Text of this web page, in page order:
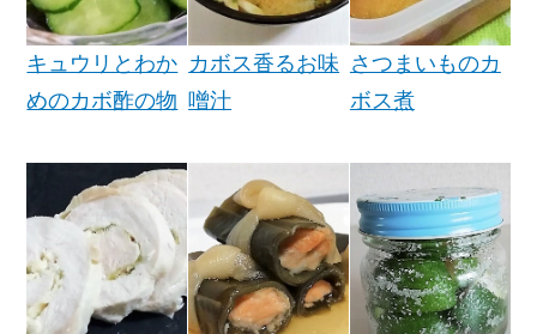
キュウリとわか
めのカボ酢の物
カボス香るお味
噌汁
さつまいものカ
ボス煮